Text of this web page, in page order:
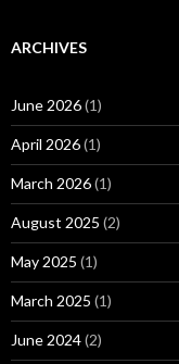
ARCHIVES
June 2026(1)
April 2026(1)
March 2026(1)
August 2025 (2)
May 2025 (1)
March 2025 (1)
June 2024(2)